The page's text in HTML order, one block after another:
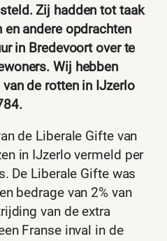
Zij hadden tot taak
andere opdrachten
in Bredevoort over te
Wij hebben
de rotten in IJzerlo
de Liberale Gifte van
in IJzerlo vermeld per
De Liberale Gifte was
bedrage van 2% van
van de extra
Franse inval in de